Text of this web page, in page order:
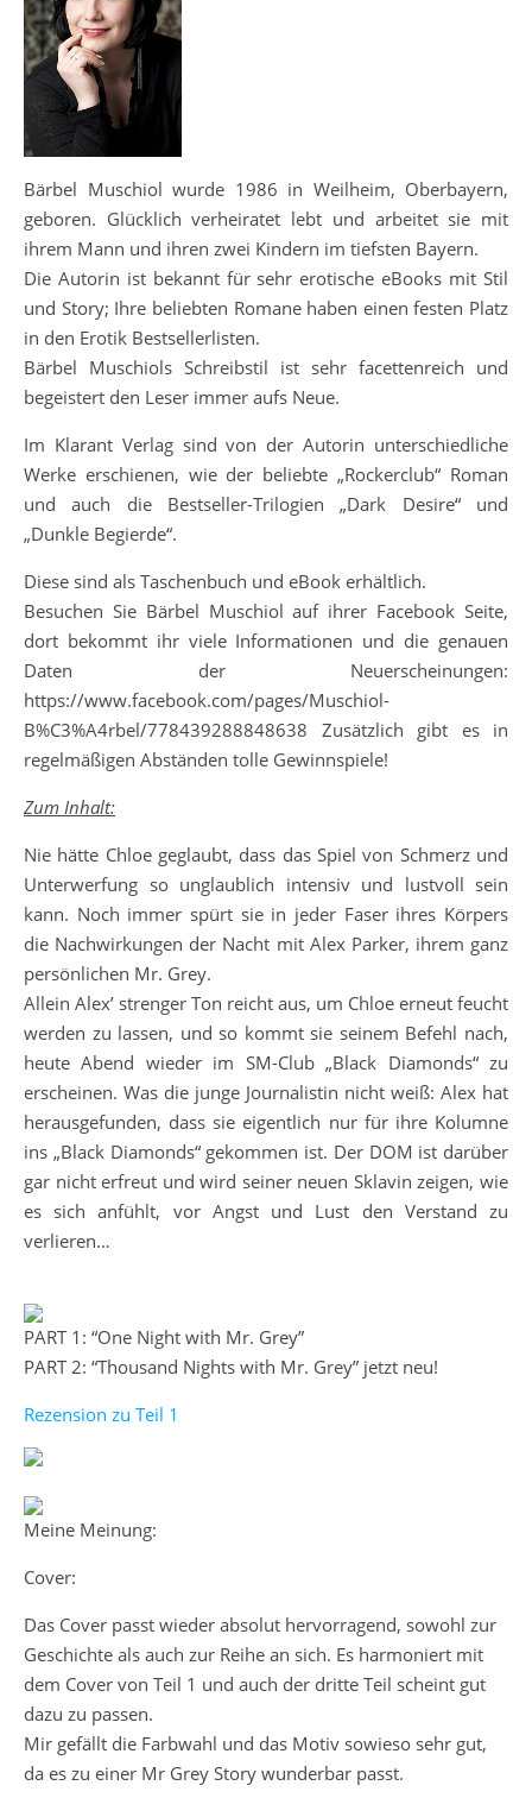
Bärbel Muschiol wurde 1986 in Weilheim, Oberbayern,
geboren. Glücklich verheiratet lebt und arbeitet sie mit
ihrem Mann und ihren zwei Kindern im tiefsten Bayern.
Die Autorin ist bekannt für sehr erotische eBooks mit Stil
und Story; Ihre beliebten Romane haben einen festen Platz
in den Erotik Bestsellerlisten.
Bärbel Muschiols Schreibstil ist sehr facettenreich und
begeistert den Leser immer aufs Neue.
Im Klarant Verlag sind von der Autorin unterschiedliche
Werke erschienen, wie der beliebte „Rockerclub“ Roman
und auch die Bestseller-Trilogien „Dark Desire“ und
„Dunkle Begierde“.
Diese sind als Taschenbuch und eBook erhältlich.
Besuchen Sie Bärbel Muschiol auf ihrer Facebook Seite,
dort bekommt ihr viele Informationen und die genauen
Daten der Neuerscheinungen:
https://www.facebook.com/pages/Muschiol-
B%C3%A4rbel/778439288848638 Zusätzlich gibt es in
regelmäßigen Abständen tolle Gewinnspiele!
Zum Inhalt:
Nie hätte Chloe geglaubt, dass das Spiel von Schmerz und
Unterwerfung so unglaublich intensiv und lustvoll sein
kann. Noch immer spürt sie in jeder Faser ihres Körpers
die Nachwirkungen der Nacht mit Alex Parker, ihrem ganz
persönlichen Mr. Grey.
Allein Alex’ strenger Ton reicht aus, um Chloe erneut feucht
werden zu lassen, und so kommt sie seinem Befehl nach,
heute Abend wieder im SM-Club „Black Diamonds“ zu
erscheinen. Was die junge Journalistin nicht weiß: Alex hat
herausgefunden, dass sie eigentlich nur für ihre Kolumne
ins „Black Diamonds“ gekommen ist. Der DOM ist darüber
gar nicht erfreut und wird seiner neuen Sklavin zeigen, wie
es sich anfühlt, vor Angst und Lust den Verstand zu
verlieren…
PART 1: “One Night with Mr. Grey”
PART 2: “Thousand Nights with Mr. Grey” jetzt neu!
Rezension zu Teil 1
Meine Meinung:
Cover:
Das Cover passt wieder absolut hervorragend, sowohl zur
Geschichte als auch zur Reihe an sich. Es harmoniert mit
dem Cover von Teil 1 und auch der dritte Teil scheint gut
dazu zu passen.
Mir gefällt die Farbwahl und das Motiv sowieso sehr gut,
da es zu einer Mr Grey Story wunderbar passt.